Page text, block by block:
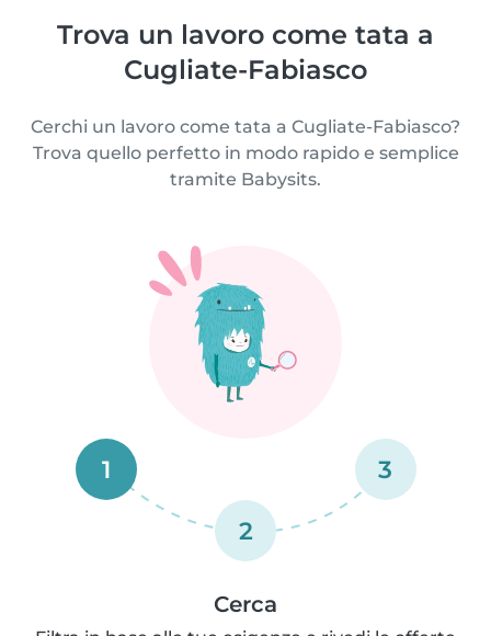
Trova un lavoro come tata a
Cugliate-Fabiasco
Cerchi un lavoro come tata a Cugliate-Fabiasco?
Trova quello perfetto in modo rapido e semplice
tramite Babysits.
1
2
3
Cerca